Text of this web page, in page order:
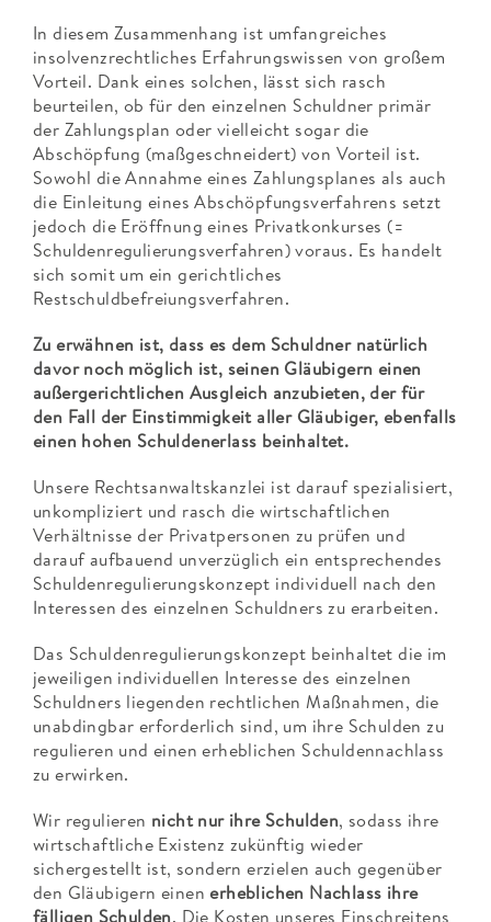
In diesem Zusammenhang ist umfangreiches
insolvenzrechtliches Erfahrungswissen von großem
Vorteil. Dank eines solchen, lässt sich rasch
beurteilen, ob für den einzelnen Schuldner primär
der Zahlungsplan oder vielleicht sogar die
Abschöpfung (maßgeschneidert) von Vorteil ist.
Sowohl die Annahme eines Zahlungsplanes als auch
die Einleitung eines Abschöpfungsverfahrens setzt
jedoch die Eröffnung eines Privatkonkurses (=
Schuldenregulierungsverfahren) voraus. Es handelt
sich somit um ein gerichtliches
Restschuldbefreiungsverfahren.
Zu erwähnen ist, dass es dem Schuldner natürlich
davor noch möglich ist, seinen Gläubigern einen
außergerichtlichen Ausgleich anzubieten, der für
den Fall der Einstimmigkeit aller Gläubiger, ebenfalls
einen hohen Schuldenerlass beinhaltet.
Unsere Rechtsanwaltskanzlei ist darauf spezialisiert,
unkompliziert und rasch die wirtschaftlichen
Verhältnisse der Privatpersonen zu prüfen und
darauf aufbauend unverzüglich ein entsprechendes
Schuldenregulierungskonzept individuell nach den
Interessen des einzelnen Schuldners zu erarbeiten.
Das Schuldenregulierungskonzept beinhaltet die im
jeweiligen individuellen Interesse des einzelnen
Schuldners liegenden rechtlichen Maßnahmen, die
unabdingbar erforderlich sind, um ihre Schulden zu
regulieren und einen erheblichen Schuldennachlass
zu erwirken.
Wir regulieren nicht nur ihre Schulden, sodass ihre
wirtschaftliche Existenz zukünftig wieder
sichergestellt ist, sondern erzielen auch gegenüber
den Gläubigern einenerheblichen Nachlass ihre
fälligen Schulden. Die Kosten unseres Einschreitens